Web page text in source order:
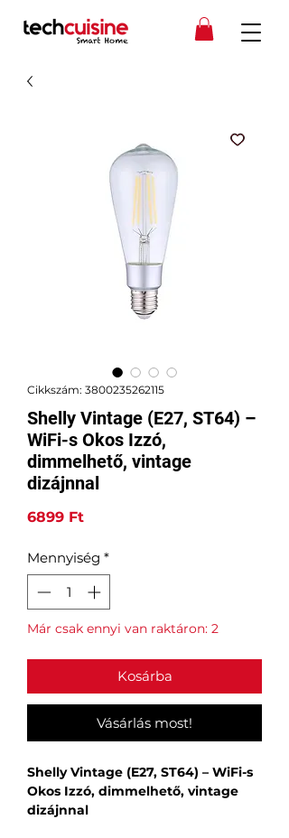
Cikkszám: 3800235262115
Shelly Vintage (E27, ST64) –
WiFi-s Okos Izzó,
dimmelhető, vintage
dizájnnal
6899 FtÁr
Mennyiség *
Már csak ennyi van raktáron: 2
Kosárba
Vásárlás most!
Shelly Vintage (E27, ST64) – WiFi-s
Okos Izzó, dimmelhető, vintage
dizájnnal